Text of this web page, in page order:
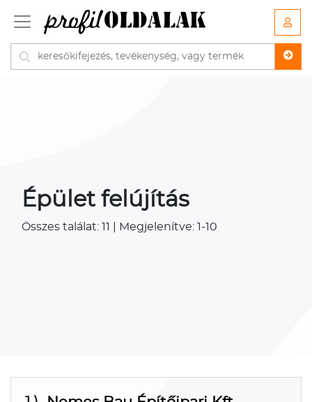
Épület felújítás
Összes találat: 11 | Megjelenítve: 1-10